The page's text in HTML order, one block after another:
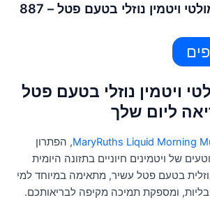
MaryRuth's – מולטי ויטמין נוזלי בטעם פטל – 887
ויטמין נוזלי בטעם פטל
ליום שלך
MaryRuths Liquid Morning, הפתרון
של ויטמינים חיוניים בתזונה היומית
בטעם פטל עשיר, מתאימה במיוחד למי
ומספקת תמיכה מקיפה לבריאותכם.